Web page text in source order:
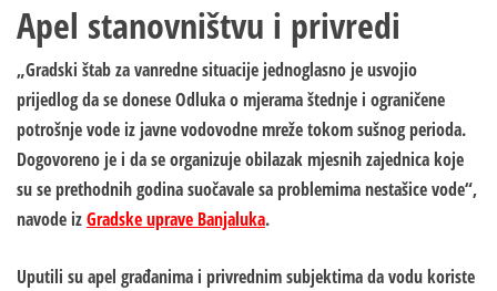
Apel stanovništvu i privredi
„Gradski štab za vanredne situacije jednoglasno je usvojio
prijedlog da se donese Odluka o mjerama štednje i ograničene
potrošnje vode iz javne vodovodne mreže tokom sušnog perioda.
Dogovoreno je i da se organizuje obilazak mjesnih zajednica koje
su se prethodnih godina suočavale sa problemima nestašice vode“,
navode izGradske uprave Banjaluka.
Uputili su apel građanima i privrednim subjektima da vodu koriste